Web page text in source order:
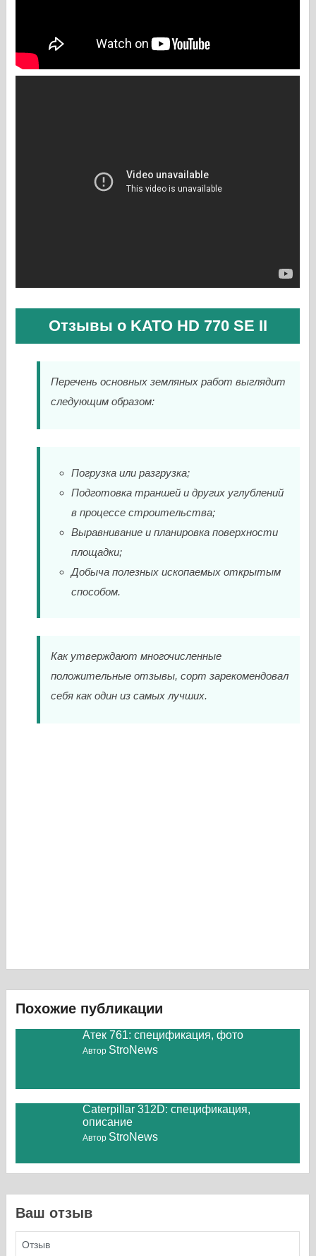
Отзывы о KATO HD 770 SE II
Перечень основных земляных работ выглядит
следующим образом:
Погрузка или разгрузка;
Подготовка траншей и других углублений
в процессе строительства;
Выравнивание и планировка поверхности
площадки;
Добыча полезных ископаемых открытым
способом.
Как утверждают многочисленные
положительные отзывы, сорт зарекомендовал
себя как один из самых лучших.
Похожие публикации
Атек 761: спецификация, фото
Автор StroNews
Caterpillar 312D: спецификация,
описание
Автор StroNews
Ваш отзыв